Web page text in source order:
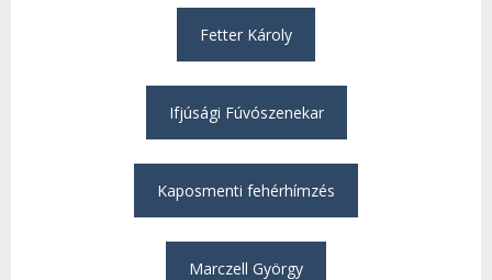
Fetter Károly
Ifjúsági Fúvószenekar
Kaposmenti fehérhímzés
Marczell György